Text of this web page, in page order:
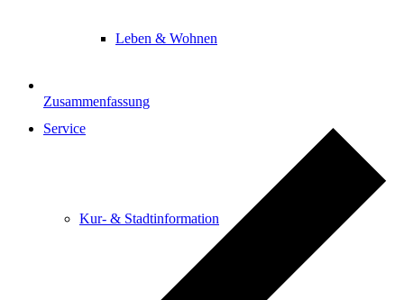
Leben & Wohnen
Service
Kur- & Stadtinformation
Zusammenfassung